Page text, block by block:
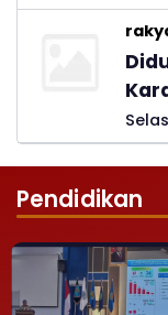
Pendidikan